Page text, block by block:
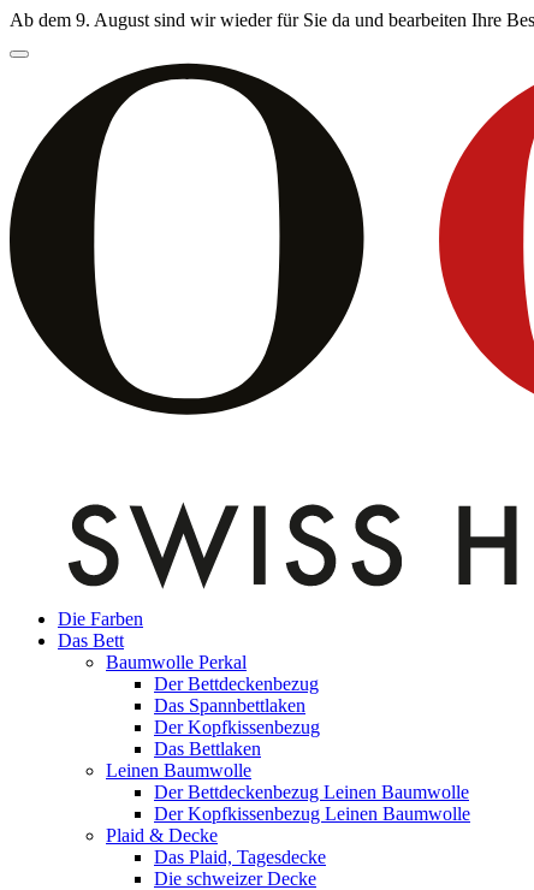
Ab dem 9. August sind wir wieder für Sie da und bearbeiten Ihre
Die Farben
Das Bett
Baumwolle Perkal
Der Bettdeckenbezug
Das Spannbettlaken
Der Kopfkissenbezug
Das Bettlaken
Leinen Baumwolle
Der Bettdeckenbezug Leinen Baumwolle
Der Kopfkissenbezug Leinen Baumwolle
Plaid & Decke
Das Plaid, Tagesdecke
Die schweizer Decke